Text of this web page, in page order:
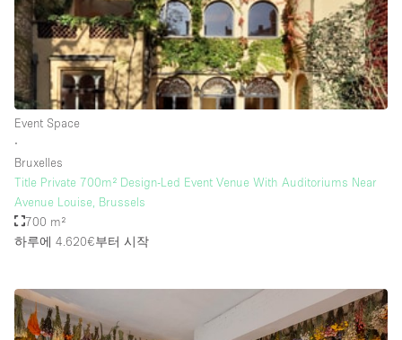
Rooftop / Terrace
Security System
Smoking Area
Sound & Video Equipment
Stock Room
Street Level
Stunning View
Toilets
Water Access
Event Space
∙
Bruxelles
Title Private 700m² Design-Led Event Venue With Auditoriums Near
Avenue Louise, Brussels
700 m²
하루에 4.620€부터 시작